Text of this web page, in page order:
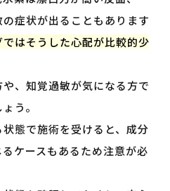
症状が出ることもあります
はそうした心配が比較的少
、知覚過敏が気になる方で
う。
態で施術を受けると、成分
ケースもあるため注意が必